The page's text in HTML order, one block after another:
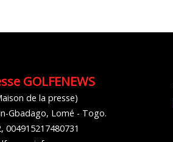
GOLFENEWS
de la presse)
Gbadago, Lomé - Togo.
004915217480731